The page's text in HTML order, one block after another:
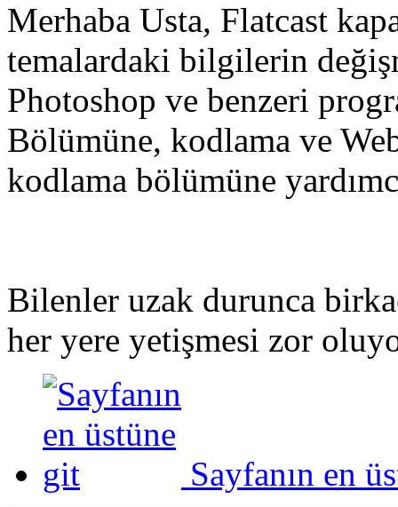
Merhaba Usta, Flatcast
temalardaki bilgilerin
Photoshop ve benzeri
Bölümüne, kodlama ve
kodlama bölümüne
Bilenler uzak durunca
her yere yetişmesi zor
Sayfanın en